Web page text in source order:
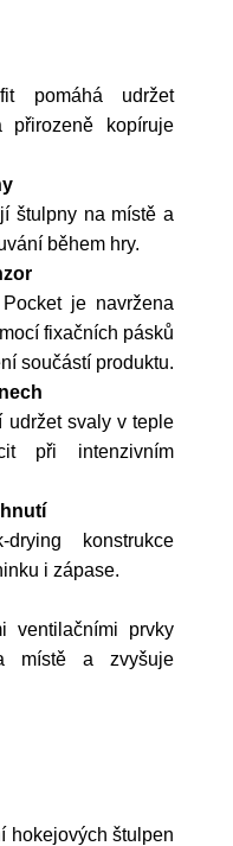
pomáhá udržet
kopíruje
štulpny na místě a
během hry.
je navržena
fixačních pásků
součástí produktu.
udržet svaly v teple
při intenzivním
konstrukce
i zápase.
ventilačními prvky
místě a zvyšuje
hokejových štulpen